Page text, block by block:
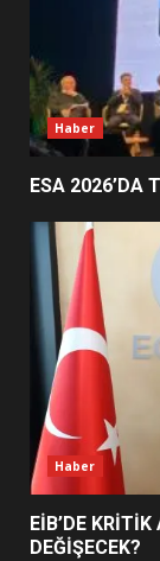
5
6
7
Haber
ESA 2026’DA
Haber
EİB’DE
DEĞİŞECEK?